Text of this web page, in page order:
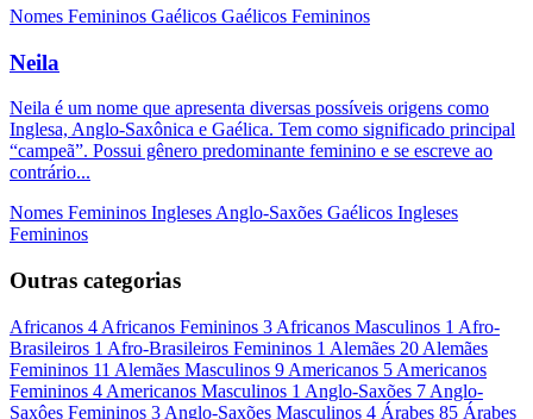
Nomes Femininos Gaélicos Gaélicos Femininos
Neila
Neila é um nome que apresenta diversas possíveis origens como
Inglesa, Anglo-Saxônica e Gaélica. Tem como significado principal
“campeã”. Possui gênero predominante feminino e se escreve ao
contrário...
Nomes Femininos Ingleses Anglo-Saxões Gaélicos Ingleses
Femininos
Outras categorias
Africanos 4 Africanos Femininos 3 Africanos Masculinos 1 Afro-
Brasileiros 1 Afro-Brasileiros Femininos 1 Alemães 20 Alemães
Femininos 11 Alemães Masculinos 9 Americanos 5 Americanos
Femininos 4 Americanos Masculinos 1 Anglo-Saxões 7 Anglo-
Saxôes Femininos 3 Anglo-Saxões Masculinos 4 Árabes 85 Árabes